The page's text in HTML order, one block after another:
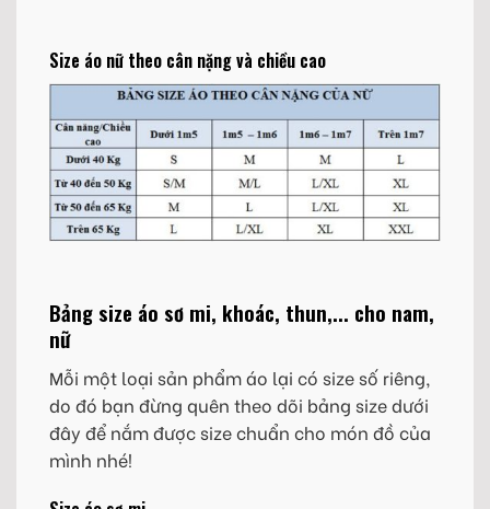
Size áo nữ theo cân nặng và chiều cao
Bảng size áo sơ mi, khoác, thun,... cho nam,
nữ
Mỗi một loại sản phẩm áo lại có size số riêng,
do đó bạn đừng quên theo dõi bảng size dưới
đây để nắm được size chuẩn cho món đồ của
mình nhé!